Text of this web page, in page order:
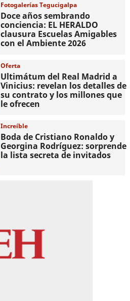
Fotogalerías Tegucigalpa
Doce años sembrando
conciencia: EL HERALDO
clausura Escuelas Amigables
con el Ambiente 2026
Oferta
Ultimátum del Real Madrid a
Vinicius: revelan los detalles de
su contrato y los millones que
le ofrecen
Increíble
Boda de Cristiano Ronaldo y
Georgina Rodríguez: sorprende
la lista secreta de invitados